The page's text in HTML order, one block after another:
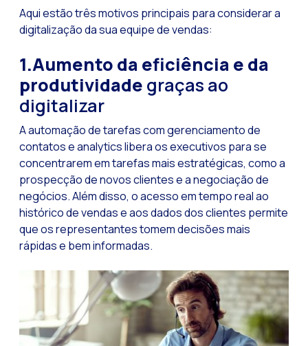
Tecnologia e
Inteligência
Atendimento ao
Comércio
Banca 4.0: A
Novas
Leads na mira da
Qual é a
Aqui estão três motivos principais para considerar a
digitalização da sua equipe de vendas:
1.Aumento da eficiência e da
produtividade graças ao
digitalizar
A automação de tarefas com gerenciamento de
contatos e analytics libera os executivos para se
concentrarem em tarefas mais estratégicas, como a
prospecção de novos clientes e a negociação de
negócios. Além disso, o acesso em tempo real ao
histórico de vendas e aos dados dos clientes permite
que os representantes tomem decisões mais
rápidas e bem informadas.